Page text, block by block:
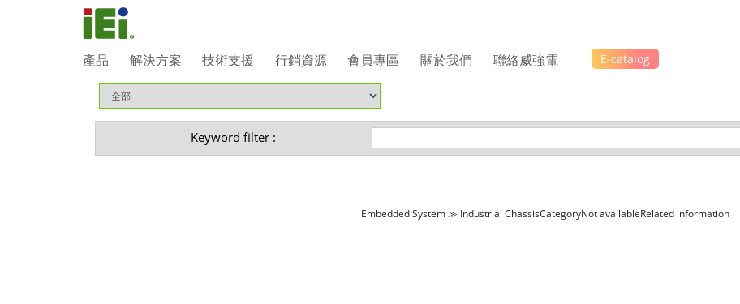
產品 解決方案 技術支援 行銷資源 會員專區 關於我們 聯絡威強電 E-catalog
Keyword filter :
Embedded System ≫ Industrial ChassisCategoryNot availableRelated information